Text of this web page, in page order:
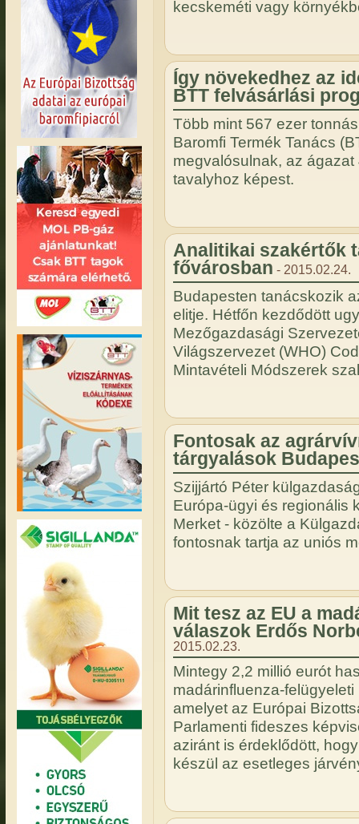
kecskeméti vagy
Így növekedhez az
BTT felvásárlási
Több mint 567 ezer
Baromfi Termék Tanács
megvalósulnak, az
tavalyhoz képest.
Analitikai szakértők
fővárosban - 2015.02.24.
Budapesten tanácskozik
elitje. Hétfőn kezdődött
Mezőgazdasági
Világszervezet (WHO)
Mintavételi Módszerek
Fontosak az
tárgyalások
Szijjártó Péter
Európa-ügyi és regionális
Merket - közölte a
fontosnak tartja az uniós
Mit tesz az EU a
válaszok Erdős
2015.02.23.
Mintegy 2,2 millió eurót
madárinfluenza-
amelyet az Európai
Parlamenti fideszes
aziránt is érdeklődött,
készül az esetleges